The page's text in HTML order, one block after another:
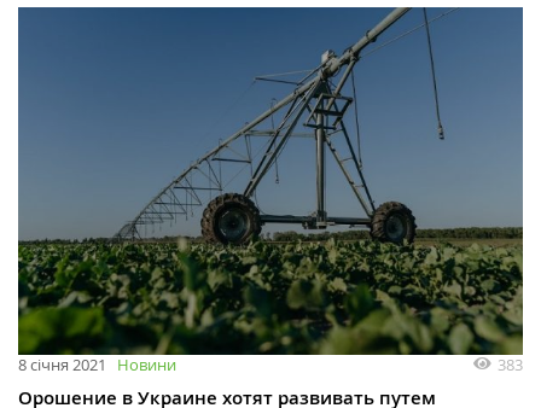
8 січня 2021 Новини 383
Орошение в Украине хотят развивать путем